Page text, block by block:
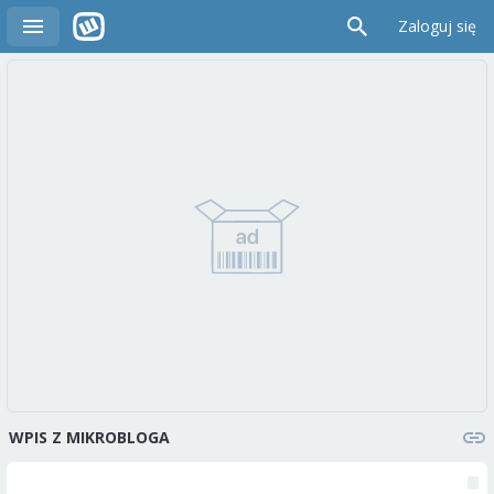
Zaloguj się
WPIS Z MIKROBLOGA